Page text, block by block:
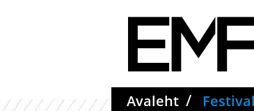
Eesti
Mooste Elohelü" rüütab
kaasaegsesse vormi
Avaleht /